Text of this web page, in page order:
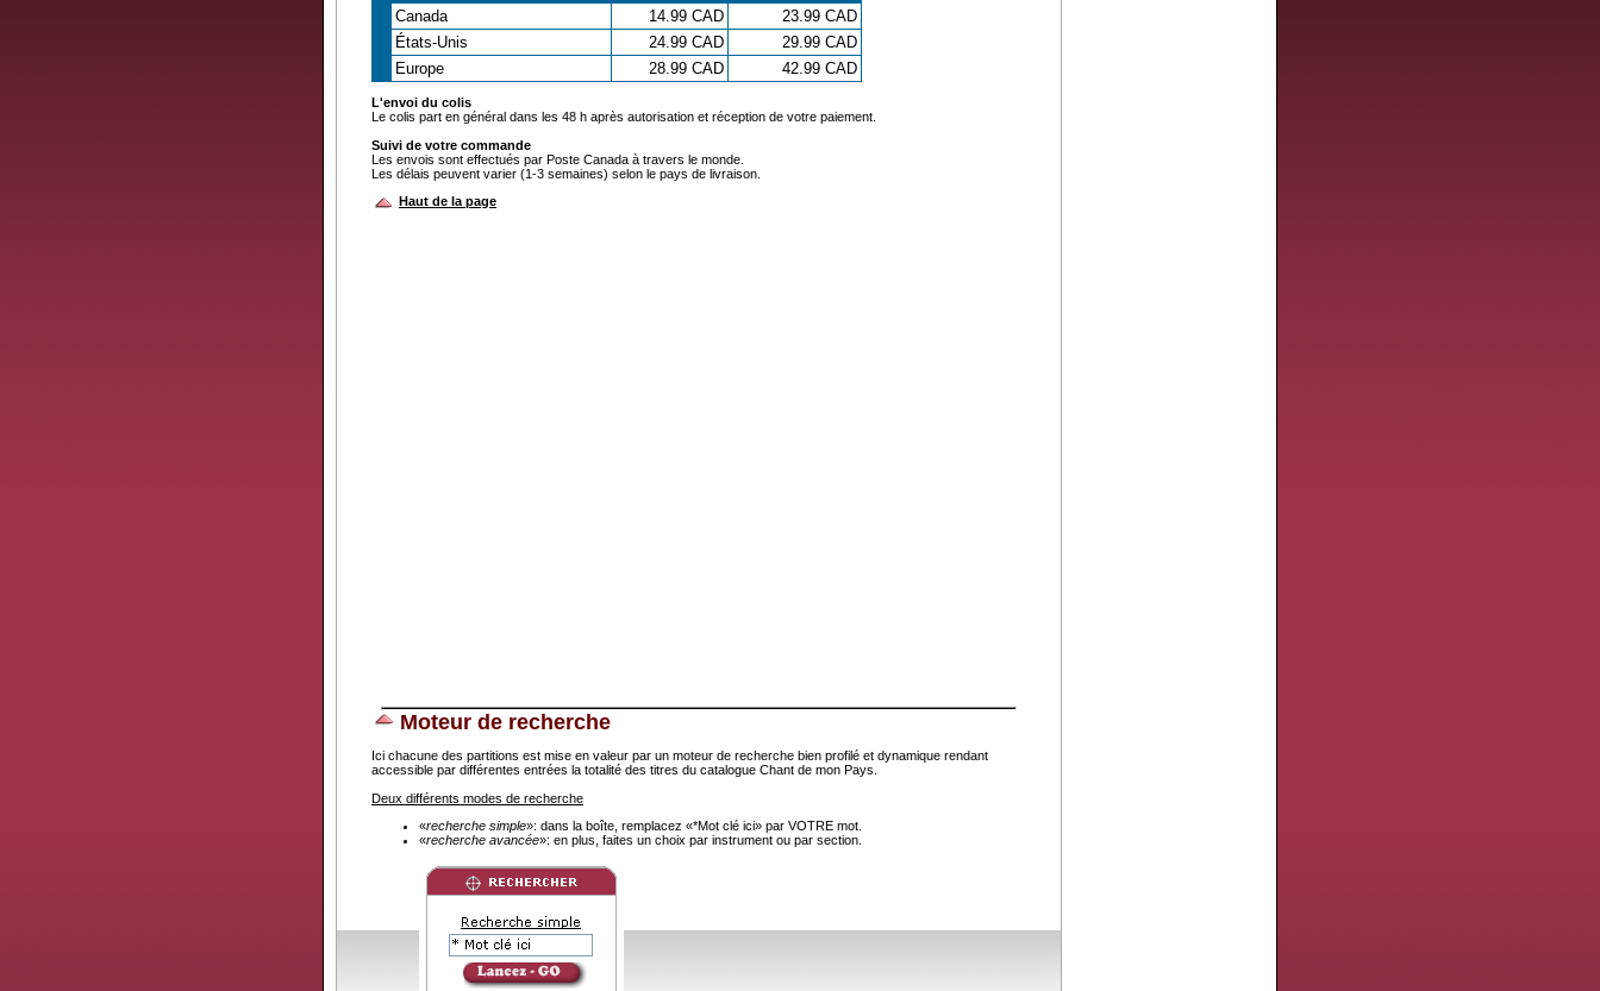
Canada
14.99 CAD
23.99 CAD
États-Unis
24.99 CAD
29.99 CAD
Europe
28.99 CAD 42.99 CAD
L'envoi du colis
Le colis part en général dans les 48 h après autorisation et réception de votre paiement.
Suivi de votre commande
Les envois sont effectués par Poste Canada à travers le monde.
Les délais peuvent varier (1-3 semaines) selon le pays de livraison.
Haut de la page
Moteur de recherche
Ici chacune des partitions est mise en valeur par un moteur de recherche bien profilé et dynamique rendant
accessible par différentes entrées la totalité des titres du catalogue Chant de mon Pays.
Deux différents modes de recherche
«recherche simple»: dans la boîte, remplacez «*Mot clé ici» par VOTRE mot.
«recherche avancée»: en plus, faites un choix par instrument ou par section.